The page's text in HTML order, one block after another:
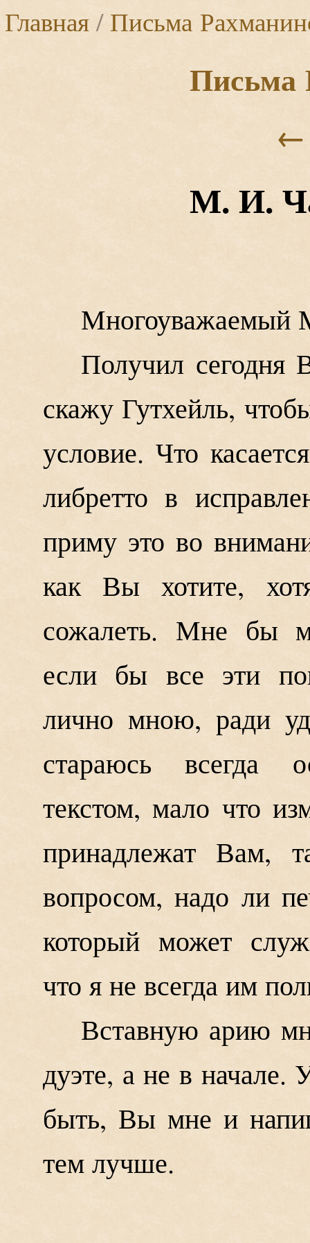
Главная/Письма
Письма
←
М. И.
Многоуважаемый
Получил сегодня
скажу Гутхейль,
условие. Что
либретто в
приму это во
как Вы хотите,
сожалеть. Мне бы
если бы все эти
лично мною, ради
стараюсь всегда
текстом, мало что
принадлежат Вам,
вопросом, надо ли
который может
что я не всегда им
Вставную арию
дуэте, а не в начале.
быть, Вы мне и
тем лучше.